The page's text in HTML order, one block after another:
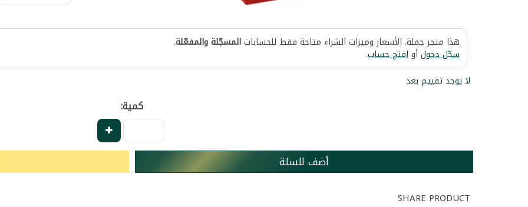
هذا متجر جملة. الأسعار وميزات الشراء متاحة فقط للحساباتالمسجّلة والمفعّلة.
سجّل دخولأوافتح حساب.
لا يوجد تقييم بعد
كمية:
أضف للسلة
SHARE PRODUCT